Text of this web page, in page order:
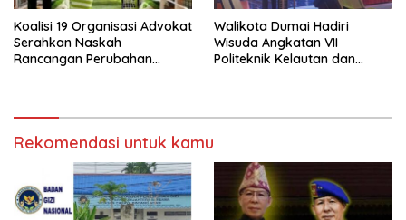
Koalisi 19 Organisasi Advokat
Serahkan Naskah
Rancangan Perubahan
Walikota Dumai Hadiri
Wisuda Angkatan VII
Politeknik Kelautan dan
Rekomendasi untuk kamu